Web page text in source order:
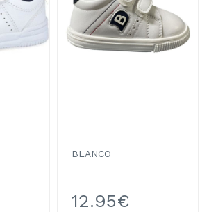
BLANCO
12.95€